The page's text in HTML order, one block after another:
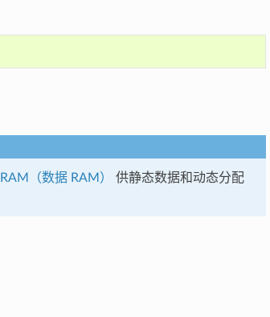
（数据 RAM）
供静态数据和动态分配